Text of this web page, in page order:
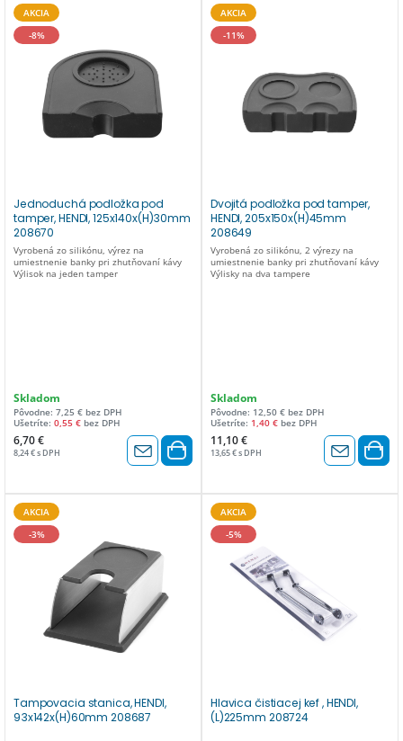
AKCIA
-8%
Jednoduchá podložka pod
tamper, HENDI, 125x140x(H)30mm
208670
Vyrobená zo silikónu, výrez na
umiestnenie banky pri zhutňovaní kávy
Výlisok na jeden tamper
Skladom
Pôvodne: 7,25 € bez DPH
Ušetríte: 0,55 € bez DPH
6,70 €
8,24 € s DPH
AKCIA
-11%
Dvojitá podložka pod tamper,
HENDI, 205x150x(H)45mm
208649
Vyrobená zo silikónu, 2 výrezy na
umiestnenie banky pri zhutňovaní kávy
Výlisky na dva tampere
Skladom
Pôvodne: 12,50 € bez DPH
Ušetríte: 1,40 € bez DPH
11,10 €
13,65 € s DPH
AKCIA
-3%
Tampovacia stanica, HENDI,
93x142x(H)60mm 208687
AKCIA
-5%
Hlavica čistiacej kef , HENDI,
(L)225mm 208724